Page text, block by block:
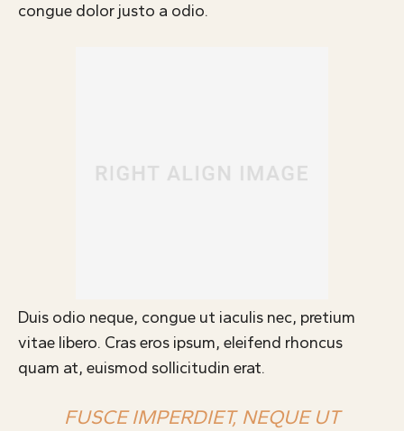
congue dolor justo a odio.
Duis odio neque, congue ut iaculis nec, pretium
vitae libero. Cras eros ipsum, eleifend rhoncus
quam at, euismod sollicitudin erat.
FUSCE IMPERDIET, NEQUE UT